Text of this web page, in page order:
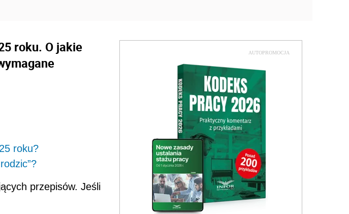
roku. O jakie
roku?
przepisów. Jeśli
AUTOPROMOCJA